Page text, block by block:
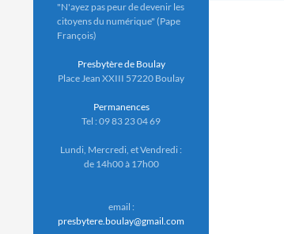
"N'ayez pas peur de devenir les
citoyens du numérique" (Pape
François)
Presbytère de Boulay
Place Jean XXIII 57220 Boulay
Permanences
Tel : 09 83 23 04 69
Lundi, Mercredi, et Vendredi :
de 14h00 à 17h00
email :
presbytere.boulay@gmail.com